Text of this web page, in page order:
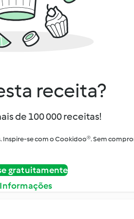
receita?
de 100 000 receitas!
Inspire-se com o Cookidoo®. Sem
gratuitamente